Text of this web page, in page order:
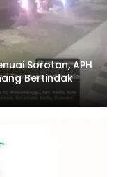
Sorotan, APH
Bertindak